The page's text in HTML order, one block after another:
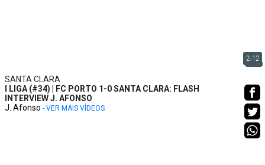
2:12
SANTA CLARA
I LIGA (#34) | FC PORTO 1-0 SANTA CLARA: FLASH
INTERVIEW J. AFONSO
J. Afonso - VER MAIS VÍDEOS